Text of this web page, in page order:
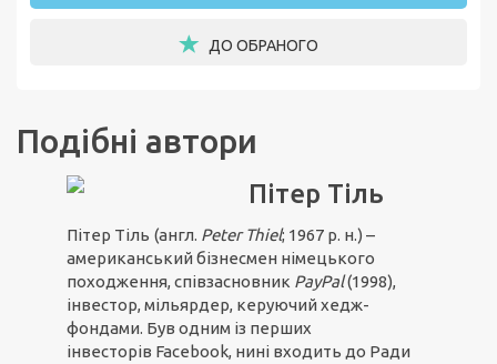
ДО ОБРАНОГО
Подібні автори
Пітер Тіль
Пітер Тіль (англ. Peter Thiel; 1967 р. н.) –
американський бізнесмен німецького
походження, співзасновник PayPal(1998),
інвестор, мільярдер, керуючий хедж-
фондами. Був одним із перших
інвесторів Facebook, нині входить до Ради